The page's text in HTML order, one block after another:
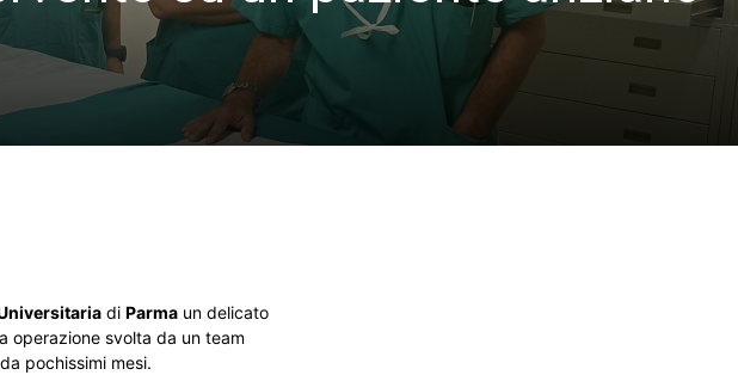
di Parma un delicato
operazione svolta da un team
da pochissimi mesi.